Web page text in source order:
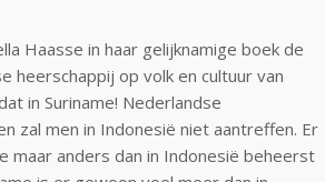
Haasse in haar gelijknamige boek de
heerschappij op volk en cultuur van
in Suriname! Nederlandse
zal men in Indonesië niet aantreffen. Er
maar anders dan in Indonesië beheerst